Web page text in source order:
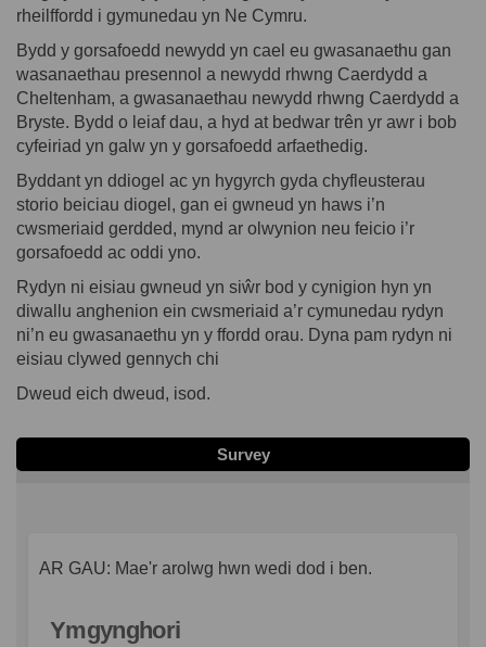
rheilffordd i gymunedau yn Ne Cymru.
Bydd y gorsafoedd newydd yn cael eu gwasanaethu gan
wasanaethau presennol a newydd rhwng Caerdydd a
Cheltenham, a gwasanaethau newydd rhwng Caerdydd a
Bryste. Bydd o leiaf dau, a hyd at bedwar trên yr awr i bob
cyfeiriad yn galw yn y gorsafoedd arfaethedig.
Byddant yn ddiogel ac yn hygyrch gyda chyfleusterau
storio beiciau diogel, gan ei gwneud yn haws i’n
cwsmeriaid gerdded, mynd ar olwynion neu feicio i’r
gorsafoedd ac oddi yno.
Rydyn ni eisiau gwneud yn siŵr bod y cynigion hyn yn
diwallu anghenion ein cwsmeriaid a’r cymunedau rydyn
ni’n eu gwasanaethu yn y ffordd orau. Dyna pam rydyn ni
eisiau clywed gennych chi
Dweud eich dweud, isod.
Survey
AR GAU: Mae'r arolwg hwn wedi dod i ben.
Ymgynghori